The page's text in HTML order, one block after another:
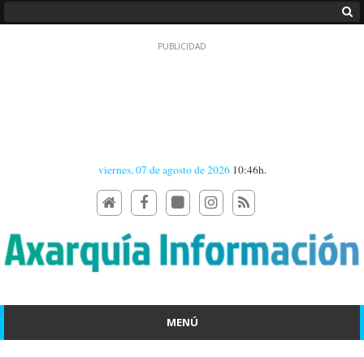
viernes, 07 de agosto de 2026 10:46h.
MENÚ